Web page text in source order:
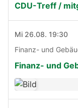
CDU-Treff /
Mi 26.08. 19:30
Finanz- und
Finanz- und